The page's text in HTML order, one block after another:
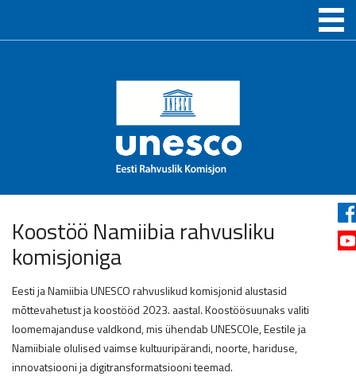
Koostöö Namiibia rahvusliku
komisjoniga
Eesti ja Namiibia UNESCO rahvuslikud komisjonid alustasid
mõttevahetust ja koostööd 2023. aastal. Koostöösuunaks valiti
loomemajanduse valdkond, mis ühendab UNESCOle, Eestile ja
Namiibiale olulised vaimse kultuuripärandi, noorte, hariduse,
innovatsiooni ja digitransformatsiooni teemad.